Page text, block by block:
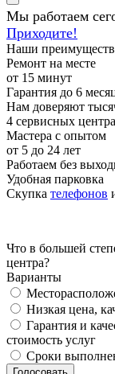
Мы работаем
Приходите!
Наши
Ремонт на месте
от 15 минут
Гарантия до 6
Нам доверяют
4 сервисных
Мастера с опытом
от 5 до 24 лет
Работаем без
Удобная парковка
Скупка телефонов
Что в большей
центра?
Варианты
Низкая цена,
Гарантия и
стоимость услуг
Сроки